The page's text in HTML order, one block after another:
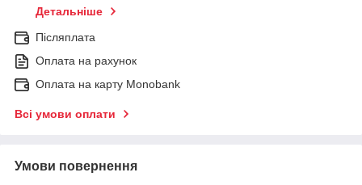
Детальніше
Післяплата
Оплата на рахунок
Оплата на карту Monobank
Всі умови оплати
Умови повернення